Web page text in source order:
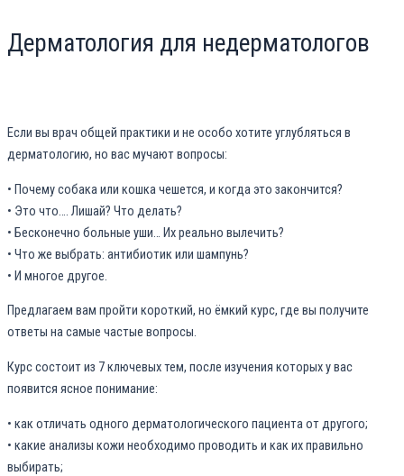
Дерматология для недерматологов
Если вы врач общей практики и не особо хотите углубляться в
дерматологию, но вас мучают вопросы:
• Почему собака или кошка чешется, и когда это закончится?
• Это что…. Лишай? Что делать?
• Бесконечно больные уши… Их реально вылечить?
• Что же выбрать: антибиотик или шампунь?
• И многое другое.
Предлагаем вам пройти короткий, но ёмкий курс, где вы получите
ответы на самые частые вопросы.
Курс состоит из 7 ключевых тем, после изучения которых у вас
появится ясное понимание:
• как отличать одного дерматологического пациента от другого;
• какие анализы кожи необходимо проводить и как их правильно
выбирать;